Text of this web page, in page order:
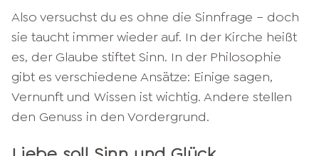
Also versuchst du es ohne die Sinnfrage – doch
sie taucht immer wieder auf. In der Kirche heißt
es, der Glaube stiftet Sinn. In der Philosophie
gibt es verschiedene Ansätze: Einige sagen,
Vernunft und Wissen ist wichtig. Andere stellen
den Genuss in den Vordergrund.